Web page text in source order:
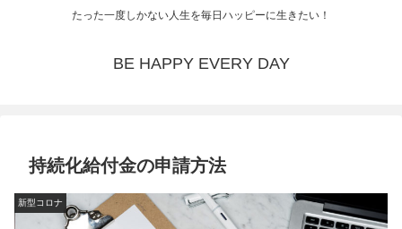
たった一度しかない人生を毎日ハッピーに生きたい！
BE HAPPY EVERY DAY
持続化給付金の申請方法
新型コロナ